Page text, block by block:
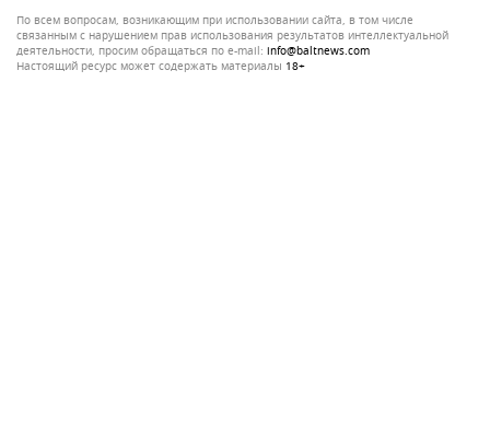
По всем вопросам, возникающим при использовании сайта, в том числе
связанным с нарушением прав использования результатов интеллектуальной
деятельности, просим обращаться по e-mail: info@baltnews.com
Настоящий ресурс может содержать материалы 18+